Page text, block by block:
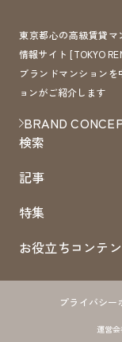
東京都心の高級賃貸
情報サイト [TOKYO
ブランドマンション
ョンがご紹介します
BRAND
検索
記事
特集
お役立ちコンテ
プライバシー
運営